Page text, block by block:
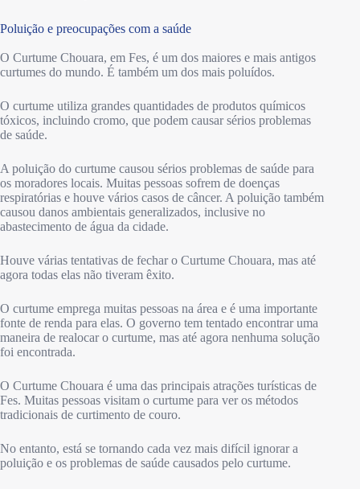
Poluição e preocupações com a saúde
O Curtume Chouara, em Fes, é um dos maiores e mais antigos
curtumes do mundo. É também um dos mais poluídos.
O curtume utiliza grandes quantidades de produtos químicos
tóxicos, incluindo cromo, que podem causar sérios problemas
de saúde.
A poluição do curtume causou sérios problemas de saúde para
os moradores locais. Muitas pessoas sofrem de doenças
respiratórias e houve vários casos de câncer. A poluição também
causou danos ambientais generalizados, inclusive no
abastecimento de água da cidade.
Houve várias tentativas de fechar o Curtume Chouara, mas até
agora todas elas não tiveram êxito.
O curtume emprega muitas pessoas na área e é uma importante
fonte de renda para elas. O governo tem tentado encontrar uma
maneira de realocar o curtume, mas até agora nenhuma solução
foi encontrada.
O Curtume Chouara é uma das principais atrações turísticas de
Fes. Muitas pessoas visitam o curtume para ver os métodos
tradicionais de curtimento de couro.
No entanto, está se tornando cada vez mais difícil ignorar a
poluição e os problemas de saúde causados pelo curtume.